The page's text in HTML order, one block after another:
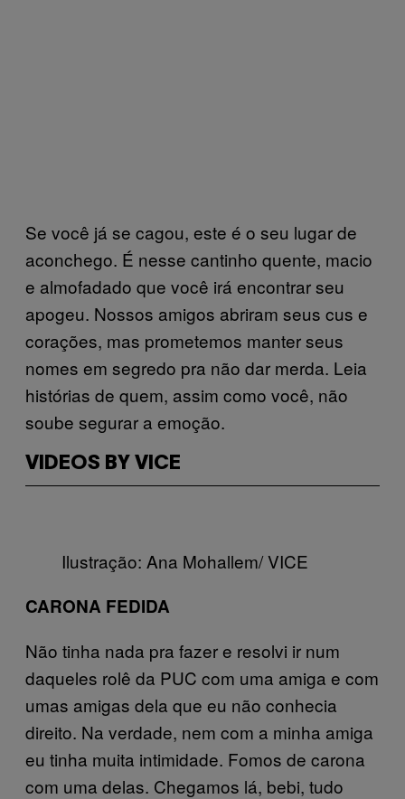
Se você já se cagou, este é o seu lugar de
aconchego. É nesse cantinho quente, macio
e almofadado que você irá encontrar seu
apogeu. Nossos amigos abriram seus cus e
corações, mas prometemos manter seus
nomes em segredo pra não dar merda. Leia
histórias de quem, assim como você, não
soube segurar a emoção.
VIDEOS BY VICE
Ilustração: Ana Mohallem/ VICE
CARONA FEDIDA
Não tinha nada pra fazer e resolvi ir num
daqueles rolê da PUC com uma amiga e com
umas amigas dela que eu não conhecia
direito. Na verdade, nem com a minha amiga
eu tinha muita intimidade. Fomos de carona
com uma delas. Chegamos lá, bebi, tudo